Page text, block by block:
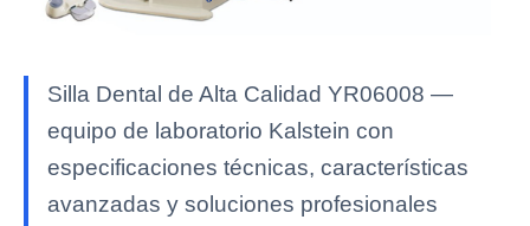
Silla Dental de Alta Calidad YR06008 —
equipo de laboratorio Kalstein con
especificaciones técnicas, características
avanzadas y soluciones profesionales